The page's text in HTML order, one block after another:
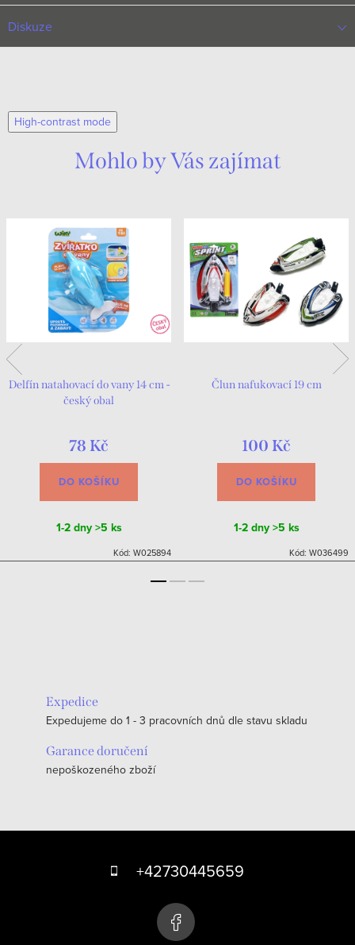
Diskuze
High-contrast mode
Mohlo by Vás zajímat
Delfín natahovací do vany 14 cm -
český obal
78 Kč
DO KOŠÍKU
1-2 dny >5 ks
Kód: W025894
Člun nafukovací 19 cm
100 Kč
DO KOŠÍKU
1-2 dny >5 ks
Kód: W036499
Expedice
Expedujeme do 1 - 3 pracovních dnů dle stavu skladu
Garance doručení
nepoškozeného zboží
+42730445659